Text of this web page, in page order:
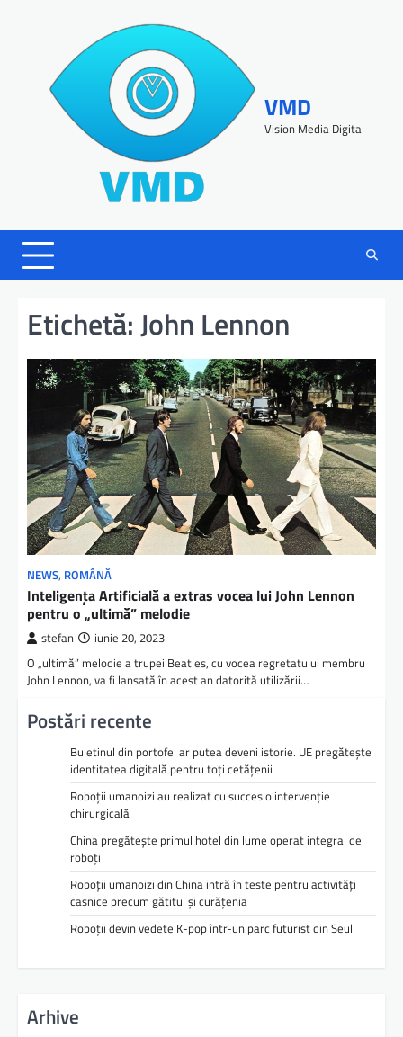
VMD
Vision Media Digital
Etichetă:John Lennon
NEWS, ROMÂNĂ
Inteligenţa Artificială a extras vocea lui John Lennon
pentru o „ultimă” melodie
stefan iunie 20, 2023
O „ultimă” melodie a trupei Beatles, cu vocea regretatului membru
John Lennon, va fi lansată în acest an datorită utilizării…
Postări recente
Buletinul din portofel ar putea deveni istorie. UE pregătește
identitatea digitală pentru toți cetățenii
Roboții umanoizi au realizat cu succes o intervenție
chirurgicală
China pregătește primul hotel din lume operat integral de
roboți
Roboții umanoizi din China intră în teste pentru activități
casnice precum gătitul și curățenia
Roboții devin vedete K-pop într-un parc futurist din Seul
Arhive